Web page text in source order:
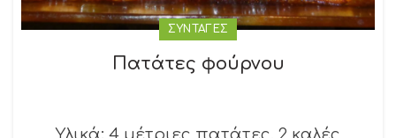
ΣΥΝΤΑΓΕΣ
Πατάτες φούρνου
Υλικά: 4 μέτριες πατάτες, 2 καλές